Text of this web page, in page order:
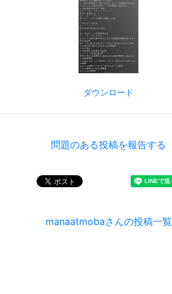
ダウンロード
問題のある投稿を報告する
manaatmobaさんの投稿一覧